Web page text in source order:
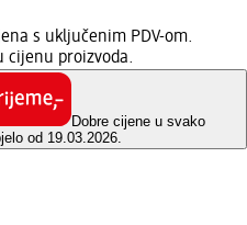
s uključenim PDV-om.
cijenu proizvoda.
Dobre cijene u svako
od 19.03.2026.